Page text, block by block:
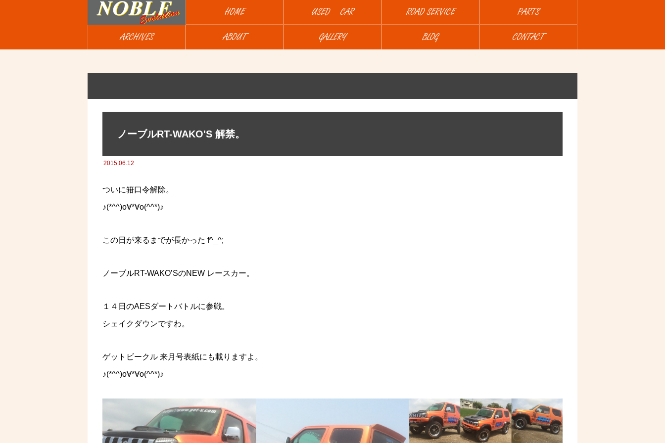
HOME USED CAR ROAD SERVICE PARTS
ARCHIVES ABOUT GALLERY BLOG CONTACT
ノーブルRT-WAKO'S 解禁。
2015.06.12
ついに箝口令解除。
♪(*^^)o∀*∀o(^^*)♪
この日が来るまでが長かった f^_^;
ノーブルRT-WAKO’SのNEW レースカー。
１４日のAESダートバトルに参戦。
シェイクダウンですわ。
ゲットビークル 来月号表紙にも載りますよ。
♪(*^^)o∀*∀o(^^*)♪